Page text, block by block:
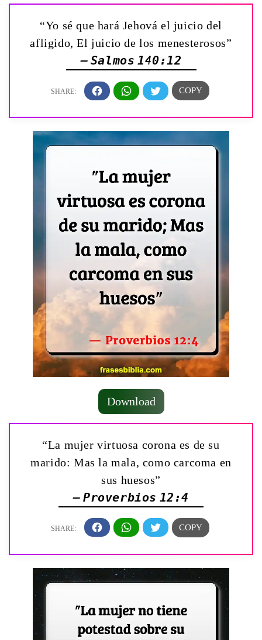
“Yo sé que hará Jehová el juicio del
afligido, El juicio de los menesterosos”
— Salmos 140:12
Download
“La mujer virtuosa corona es de su
marido: Mas la mala, como carcoma en
sus huesos”
— Proverbios 12:4